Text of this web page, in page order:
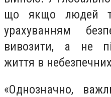
що якщо людей
урахуванням
вивозити, а не
життя в
«Однозначно,